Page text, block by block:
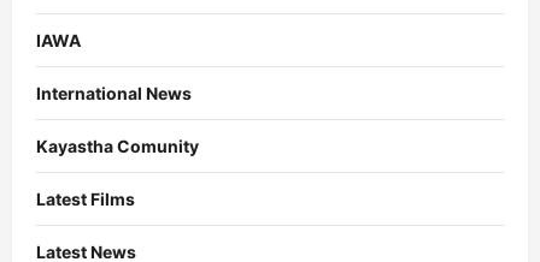
IAWA
International News
Kayastha Comunity
Latest Films
Latest News